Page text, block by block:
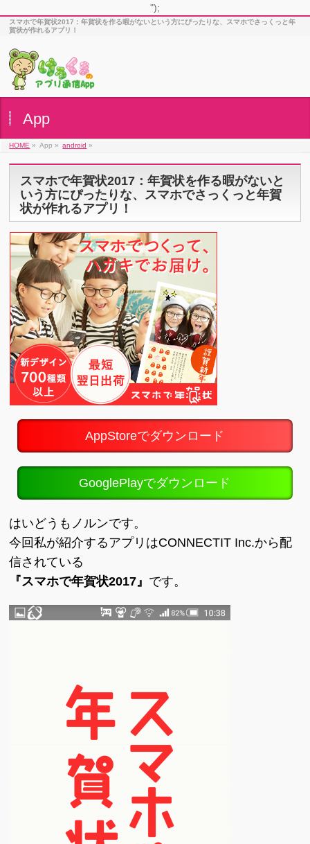
");
スマホで年賀状2017：年賀状を作る暇がないという方にぴったりな、スマホでさっくっと年
賀状が作れるアプリ！
App
HOME » App » android »
スマホで年賀状2017：年賀状を作る暇がないと
いう方にぴったりな、スマホでさっくっと年賀
状が作れるアプリ！
AppStoreでダウンロード
GooglePlayでダウンロード
はいどうもノルンです。
今回私が紹介するアプリはCONNECTIT Inc.から配
信されている
『スマホで年賀状2017』 です。